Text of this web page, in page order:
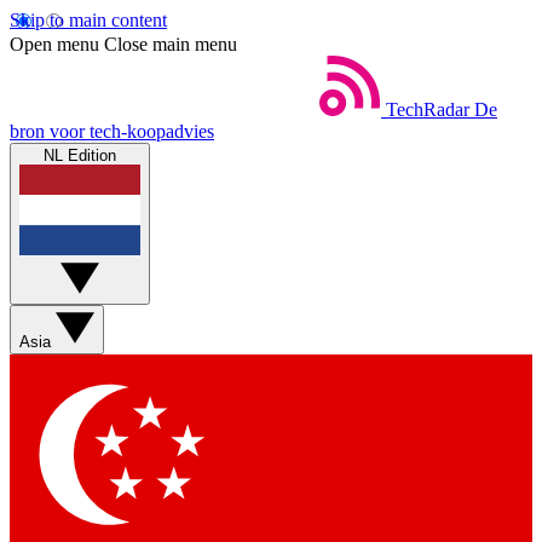
Skip to main content
Open menu Close main menu
TechRadar De
bron voor tech-koopadvies
NL Edition
Asia